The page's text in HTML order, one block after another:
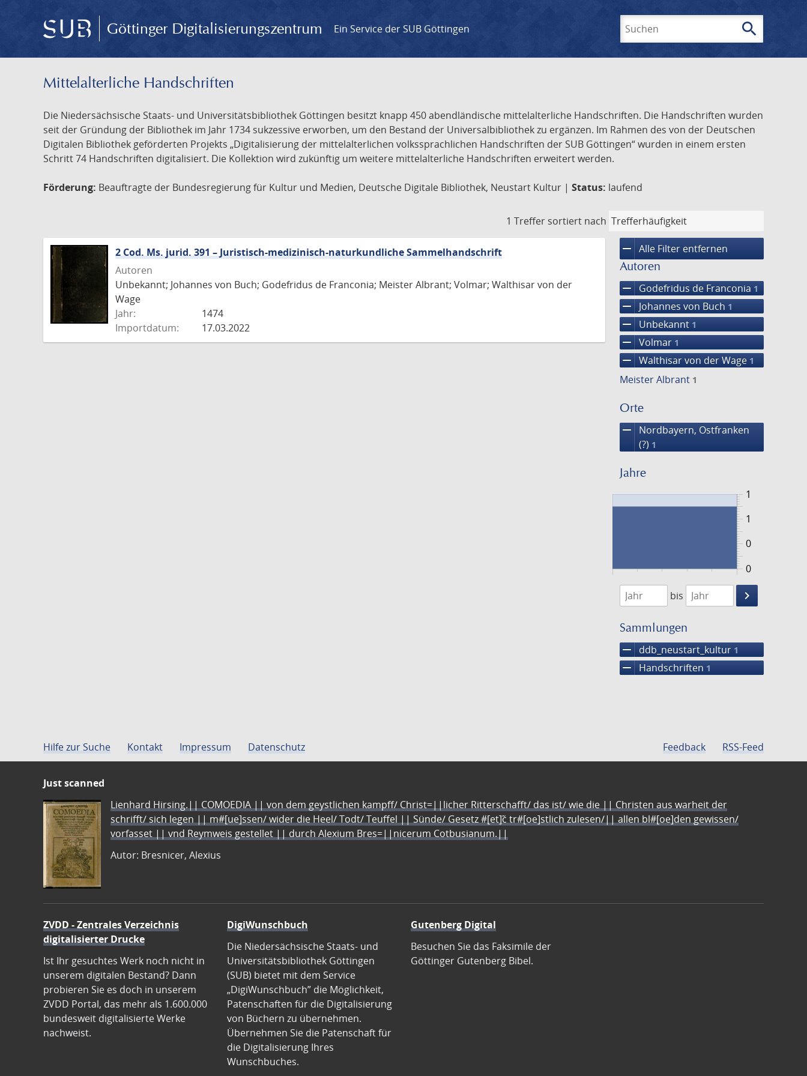
Göttinger Digitalisierungszentrum Ein Service der SUB Göttingen search
Mittelalterliche Handschriften
Die Niedersächsische Staats- und Universitätsbibliothek Göttingen besitzt knapp 450 abendländische mittelalterliche Handschriften. Die Handschriften wurden
seit der Gründung der Bibliothek im Jahr 1734 sukzessive erworben, um den Bestand der Universalbibliothek zu ergänzen. Im Rahmen des von der Deutschen
Digitalen Bibliothek geförderten Projekts „Digitalisierung der mittelalterlichen volkssprachlichen Handschriften der SUB Göttingen“ wurden in einem ersten
Schritt 74 Handschriften digitalisiert. Die Kollektion wird zukünftig um weitere mittelalterliche Handschriften erweitert werden.
Förderung: Beauftragte der Bundesregierung für Kultur und Medien, Deutsche Digitale Bibliothek, Neustart Kultur | Status: laufend
1 Treffer sortiert nach
remove Alle Filter entfernen
Autoren
remove Godefridus de Franconia 1
remove Johannes von Buch 1
remove Unbekannt 1
remove Volmar 1
remove Walthisar von der Wage 1
Meister Albrant 1
Orte
remove
Nordbayern, Ostfranken
(?) 1
Jahre
0
1
0
1
1474
1475
bis
keyboard_arrow_right
Suche
Sammlungen
remove ddb_neustart_kultur 1
remove Handschriften 1
2 Cod. Ms. jurid. 391 – Juristisch-medizinisch-naturkundliche Sammelhandschrift
Autoren
Unbekannt; Johannes von Buch; Godefridus de Franconia; Meister Albrant; Volmar; Walthisar von der
Wage
Jahr:
1474
Importdatum:
17.03.2022
Hilfe zur Suche Kontakt Impressum Datenschutz Feedback RSS-Feed
Just scanned
Lienhard Hirsing.|| COMOEDIA || von dem geystlichen kampff/ Christ=||licher Ritterschafft/ das ist/ wie die || Christen aus warheit der
schrifft/ sich legen || m#[ue]ssen/ wider die Heel/ Todt/ Teuffel || Sünde/ Gesetz #[et]c̃ tr#[oe]stlich zulesen/|| allen bl#[oe]den gewissen/
vorfasset || vnd Reymweis gestellet || durch Alexium Bres=||nicerum Cotbusianum.||
Autor: Bresnicer, Alexius
ZVDD - Zentrales Verzeichnis
digitalisierter Drucke
Ist Ihr gesuchtes Werk noch nicht in
unserem digitalen Bestand? Dann
probieren Sie es doch in unserem
ZVDD Portal, das mehr als 1.600.000
bundesweit digitalisierte Werke
nachweist.
DigiWunschbuch
Die Niedersächsische Staats- und
Universitätsbibliothek Göttingen
(SUB) bietet mit dem Service
„DigiWunschbuch” die Möglichkeit,
Patenschaften für die Digitalisierung
von Büchern zu übernehmen.
Übernehmen Sie die Patenschaft für
die Digitalisierung Ihres
Wunschbuches.
Gutenberg Digital
Besuchen Sie das Faksimile der
Göttinger Gutenberg Bibel.